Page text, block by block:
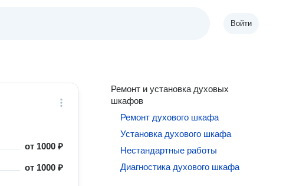
Войти
от 1000 ₽
от 1000 ₽
Ремонт и установка духовых
шкафов
Ремонт духового шкафа
Установка духового шкафа
Нестандартные работы
Диагностика духового шкафа